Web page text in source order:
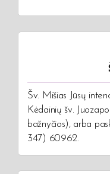
Šv. Mišias Jūsų
Kėdainių šv.
bažnyčios), arba
347) 60962.